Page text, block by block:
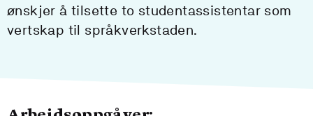
ønskjer å tilsette to studentassistentar som
vertskap til språkverkstaden.